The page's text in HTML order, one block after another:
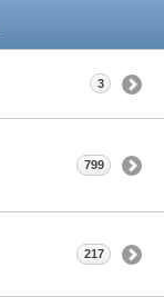
3
799
217